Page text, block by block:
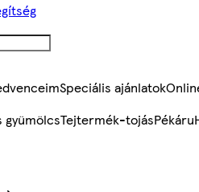
Speciális ajánlatok
gyümölcsTejtermék-tojásPékáru